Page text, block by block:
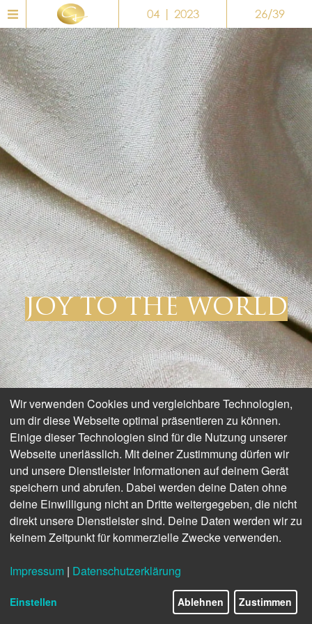
04 | 2023 26/39
JOY TO THE WORLD
Wir verwenden Cookies und vergleichbare Technologien,
um dir diese Webseite optimal präsentieren zu können.
Einige dieser Technologien sind für die Nutzung unserer
Webseite unerlässlich. Mit deiner Zustimmung dürfen wir
und unsere Dienstleister Informationen auf deinem Gerät
speichern und abrufen. Dabei werden deine Daten ohne
deine Einwilligung nicht an Dritte weitergegeben, die nicht
direkt unsere Dienstleister sind. Deine Daten werden wir zu
keinem Zeitpunkt für kommerzielle Zwecke verwenden.
Impressum | Datenschutzerklärung
Einstellen Ablehnen Zustimmen